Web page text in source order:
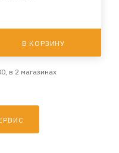
В КОРЗИНУ
в 2 магазинах